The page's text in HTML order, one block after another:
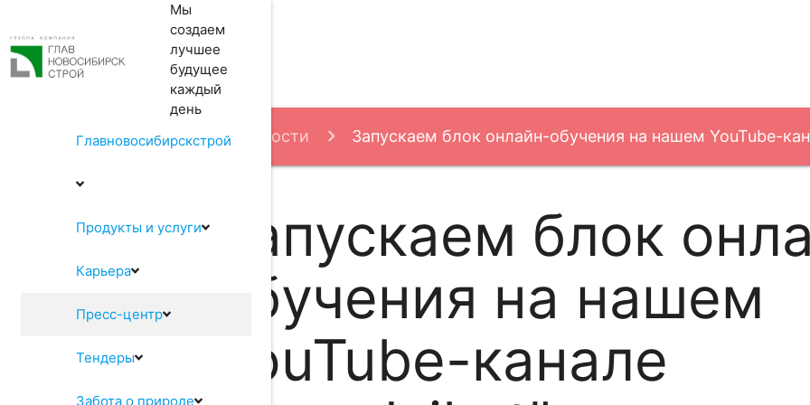
Мы
создаем
лучшее
будущее
каждый
день
Главновосибирскстрой
Продукты и услуги
Карьера
Пресс-центр
Тендеры
Забота о природе
Пресс-центр Новости Запускаем блок онлайн-обучения на нашем YouTube-
Запускаем блок
обучения на нашем
YouTube-канале